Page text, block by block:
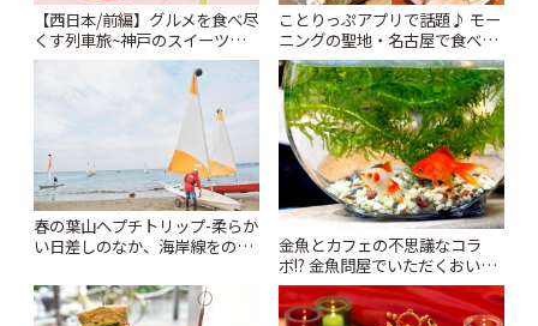
【西日本/前編】グルメを食べ尽
くす列車旅~神戸のスイーツか
ら広島のお好み焼きまで | こと
ことりっぷアプリで話題♪ モー
ニングの聖地・名古屋で食べた
い朝ごはん5選 | ことりっぷ
春の葉山へプチトリップ-柔らか
い日差しのなか、海岸線をのん
金魚とカフェの不思議なコラ
ボ!? 金魚問屋でいただくおいし
いランチ | ことりっぷ